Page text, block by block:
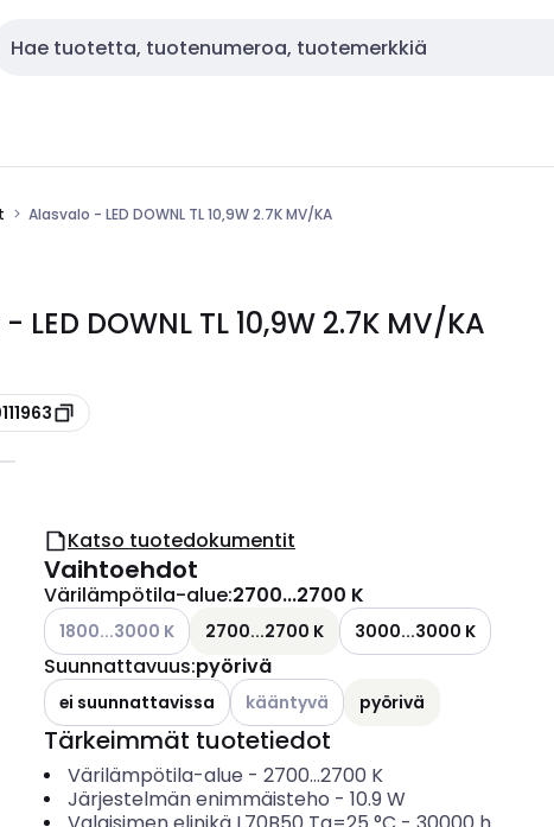
Haku
Alasvalo - LED DOWNL TL 10,9W 2.7K MV/KA
DOWNL TL 10,9W 2.7K MV/KA
Katso tuotedokumentit
Vaihtoehdot
Värilämpötila-alue:2700...2700 K
Katso käytettävissä olevat vaihtoehdot
1800...3000 K 2700...2700 K 3000...3000 K
Suunnattavuus:pyörivä
ei suunnattavissa Katso käytettävissä olevat vaihtoehdot
kääntyvä pyörivä
Tärkeimmät tuotetiedot
Värilämpötila-alue - 2700...2700 K
Järjestelmän enimmäisteho - 10.9 W